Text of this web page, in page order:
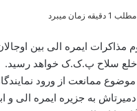
ر
ل
زمان میبرد
مذاکرات ایمره الی بین
سلاح پ.ک.ک خواهد رسید.
ممانعت از ورود
به جزیره ایمره الی و